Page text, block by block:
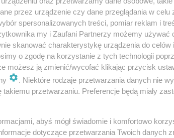
przez urządzenie czy dane przeglądania w celu
spersonalizowanych treści, pomiar reklam i
my i Zaufani Partnerzy możemy używać
skanować charakterystykę urządzenia do celów
o zgodę na korzystanie z tych technologii
możesz ją zmienić/wycofać klikając przycisk
. Niektóre rodzaje przetwarzania danych nie
przetwarzaniu. Preferencje będą miały
abyś mógł świadomie i komfortowo
dotyczące przetwarzania Twoich danych